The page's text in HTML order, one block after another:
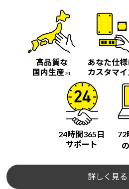
高品質な
国内生産※1
あなた仕様
カスタマ
24時間365日
サポート
72
詳しく見る